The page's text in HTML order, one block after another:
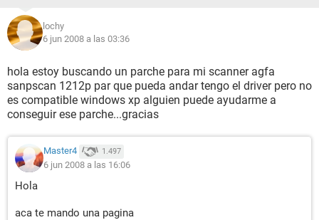
lochy
6 jun 2008 a las 03:36
hola estoy buscando un parche para mi scanner agfa
sanpscan 1212p par que pueda andar tengo el driver pero no
es compatible windows xp alguien puede ayudarme a
conseguir ese parche...gracias
Master4 1.497
6 jun 2008 a las 16:06
Hola
aca te mando una pagina